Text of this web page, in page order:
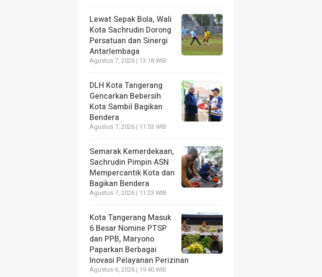
Lewat Sepak Bola, Wali
Kota Sachrudin Dorong
Persatuan dan Sinergi
Antarlembaga
Agustus 7, 2026 | 13:18 WIB
DLH Kota Tangerang
Gencarkan Bebersih
Kota Sambil Bagikan
Bendera
Agustus 7, 2026 | 11:53 WIB
Semarak Kemerdekaan,
Sachrudin Pimpin ASN
Mempercantik Kota dan
Bagikan Bendera
Agustus 7, 2026 | 11:23 WIB
Kota Tangerang Masuk
6 Besar Nomine PTSP
dan PPB, Maryono
Paparkan Berbagai
Inovasi Pelayanan Perizinan
Agustus 6, 2026 | 19:40 WIB